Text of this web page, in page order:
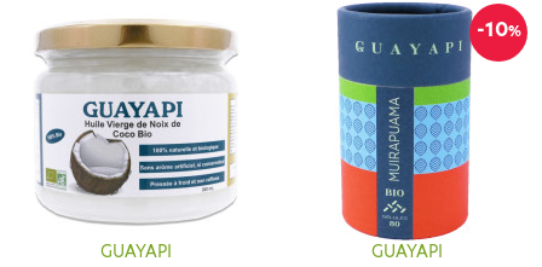
GUAYAPI
-10%
GUAYAPI